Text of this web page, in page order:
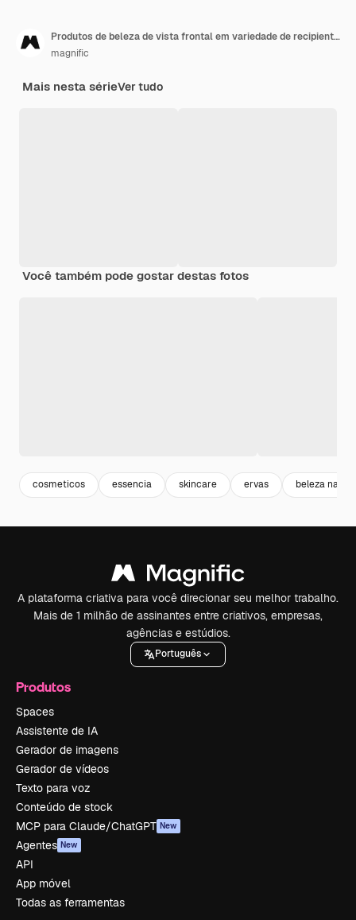
Produtos de beleza de vista frontal em variedade de recipientes
magnific
Mais nesta sérieVer tudo
Você também pode gostar destas fotos
cosmeticos essencia skincare ervas beleza
A plataforma criativa para você direcionar seu melhor trabalho.
Mais de 1 milhão de assinantes entre criativos, empresas,
agências e estúdios.
Português
Produtos
Spaces
Assistente de IA
Gerador de imagens
Gerador de vídeos
Texto para voz
Conteúdo de stock
MCP para Claude/ChatGPT New
Agentes New
API
App móvel
Todas as ferramentas